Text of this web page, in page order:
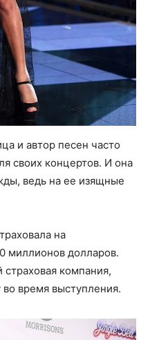
и автор песен часто
своих концертов. И она
ведь на ее изящные
на
миллионов долларов.
компания,
время выступления.